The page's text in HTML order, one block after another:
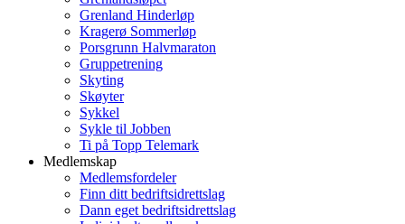
Grenland Hinderløp
Kragerø Sommerløp
Porsgrunn Halvmaraton
Gruppetrening
Skyting
Skøyter
Sykkel
Sykle til Jobben
Ti på Topp Telemark
Medlemskap
Medlemsfordeler
Finn ditt bedriftsidrettslag
Dann eget bedriftsidrettslag